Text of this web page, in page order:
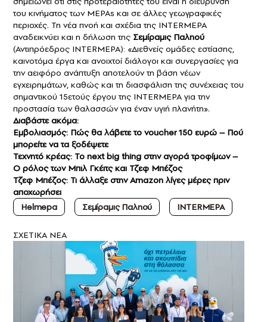
του κινήματος των MEPAs και σε άλλες γεωγραφικές
περιοχές. Τη νέα πνοή και σχέδια της INTERMEPA
αναδεικνύει και η δήλωση της Σεμίραμις Παληού
(Αντιπρόεδρος INTERMEPA): «Διεθνείς ομάδες εστίασης,
καινοτόμα έργα και ανοιχτοί διάλογοι και συνεργασίες για
την αειφόρο ανάπτυξη αποτελούν τη βάση νέων
εγχειρημάτων, καθώς και τη διασφάλιση της συνέχειας του
σημαντικού 15ετούς έργου της INTERMEPA για την
προστασία των θαλασσών για έναν υγιή πλανήτη».
Διαβάστε ακόμα:
Eμβολιασμός: Πώς θα λάβετε το voucher 150 ευρώ – Πού
μπορείτε να τα ξοδέψετε
Τεχνητό κρέας: Το next big thing στην αγορά τροφίμων –
Ο ρόλος των Μπιλ Γκέιτς και Τζεφ Μπέζος
Τζεφ Μπέζος: Τι άλλαξε στην Amazon λίγες μέρες πριν
αποχωρήσει
Helmepa
Σεμίραμις Παληού INTERMEPA
ΣXETIKA NEA